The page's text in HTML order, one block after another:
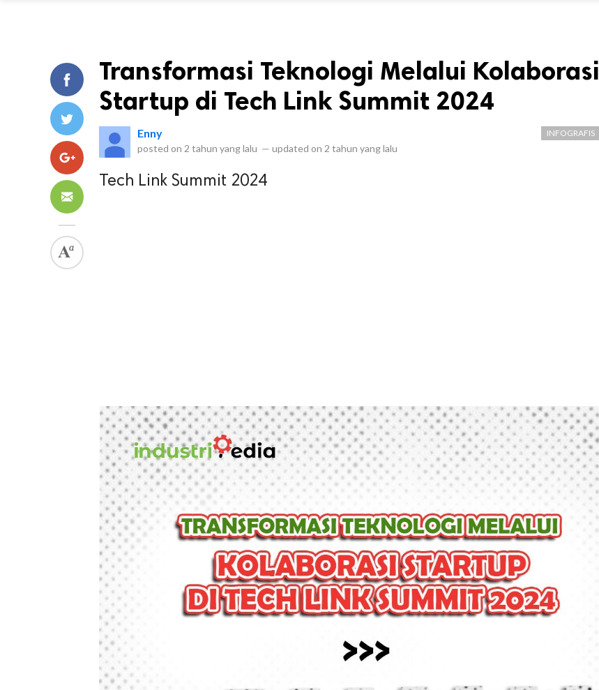
Transformasi Teknologi Melalui Kolaborasi
Startup di Tech Link Summit 2024
Enny
posted on 2 tahun yang lalu — updated on 2 tahun yang lalu
INFOGRAFIS
Tech Link Summit 2024